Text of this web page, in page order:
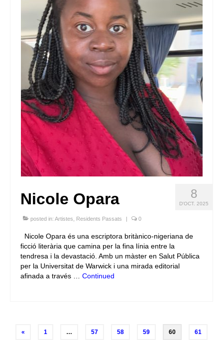
8
D'OCT. 2025
Nicole Opara
posted in: Artistes Residents Passats | 0
Nicole Opara és una escriptora britànico-nigeriana de
ficció literària que camina per la fina línia entre la
tendresa i la devastació. Amb un màster en Salut Pública
per la Universitat de Warwick i una mirada editorial
afinada a través … Continued
Posts
« 1 … 57 58 59 60 61